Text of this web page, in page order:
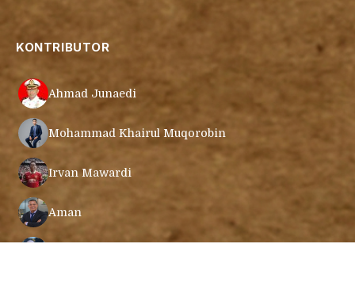
KONTRIBUTOR
Ahmad Junaedi
Mohammad Khairul Muqorobin
Irvan Mawardi
Aman